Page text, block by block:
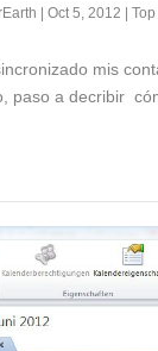
|Oct 5, 2012 |
mis
paso a decribir